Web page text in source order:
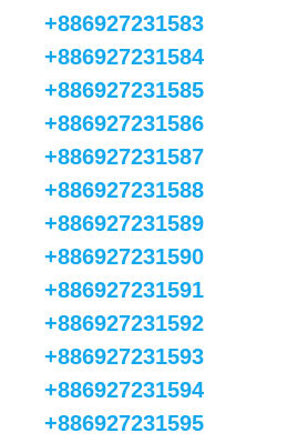
+886927231583
+886927231584
+886927231585
+886927231586
+886927231587
+886927231588
+886927231589
+886927231590
+886927231591
+886927231592
+886927231593
+886927231594
+886927231595